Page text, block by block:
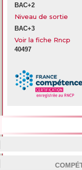
BAC+2
Niveau de sortie
BAC+3
Voir la fiche Rncp
40497